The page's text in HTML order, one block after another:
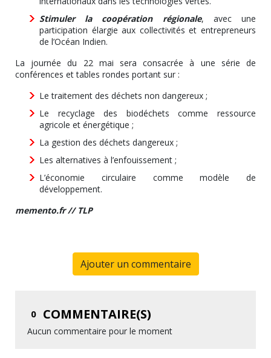
Stimuler la coopération régionale, avec une
participation élargie aux collectivités et entrepreneurs
de l’Océan Indien.
La journée du 22 mai sera consacrée à une série de
conférences et tables rondes portant sur :
Le traitement des déchets non dangereux ;
Le recyclage des biodéchets comme ressource
agricole et énergétique ;
La gestion des déchets dangereux ;
Les alternatives à l’enfouissement ;
L’économie circulaire comme modèle de
développement.
memento.fr // TLP
Ajouter un commentaire
0 COMMENTAIRE(S)
Aucun commentaire pour le moment